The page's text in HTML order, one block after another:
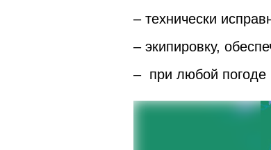
– технически
– экипировку,
– при любой